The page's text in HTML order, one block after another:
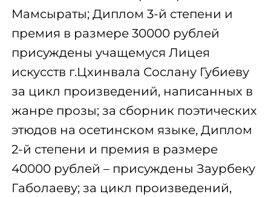
Мамсыраты; Диплом 3-й степени и
премия в размере 30000 рублей
присуждены учащемуся Лицея
искусств г.Цхинвала Сослану Губиеву
за цикл произведений, написанных в
жанре прозы; за сборник поэтических
этюдов на осетинском языке, Диплом
2-й степени и премия в размере
40000 рублей – присуждены Заурбеку
Габолаеву; за цикл произведений,